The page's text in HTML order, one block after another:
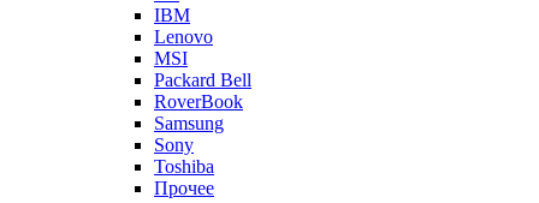
IBM
Lenovo
MSI
Packard Bell
RoverBook
Samsung
Sony
Toshiba
Прочее